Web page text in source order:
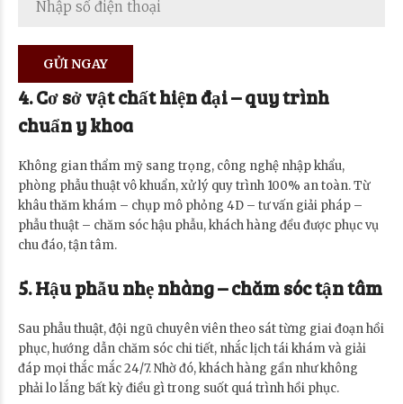
4. Cơ sở vật chất hiện đại – quy trình
chuẩn y khoa
Không gian thẩm mỹ sang trọng, công nghệ nhập khẩu,
phòng phẫu thuật vô khuẩn, xử lý quy trình 100% an toàn. Từ
khâu thăm khám – chụp mô phỏng 4D – tư vấn giải pháp –
phẫu thuật – chăm sóc hậu phẫu, khách hàng đều được phục vụ
chu đáo, tận tâm.
5. Hậu phẫu nhẹ nhàng – chăm sóc tận tâm
Sau phẫu thuật, đội ngũ chuyên viên theo sát từng giai đoạn hồi
phục, hướng dẫn chăm sóc chi tiết, nhắc lịch tái khám và giải
đáp mọi thắc mắc 24/7. Nhờ đó, khách hàng gần như không
phải lo lắng bất kỳ điều gì trong suốt quá trình hồi phục.